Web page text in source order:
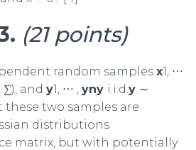
(21 points)
random samples x1, ⋯
, ∑), and y1, ⋯ , yny i.i.d.y ∼
these two samples are
distributions
matrix, but with potentially